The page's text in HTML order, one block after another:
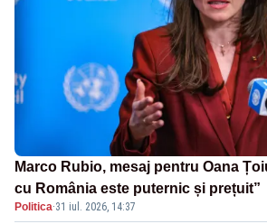
Marco Rubio, mesaj pentru Oana
cu România este puternic și prețuit”
Politica·31 iul. 2026, 14:37